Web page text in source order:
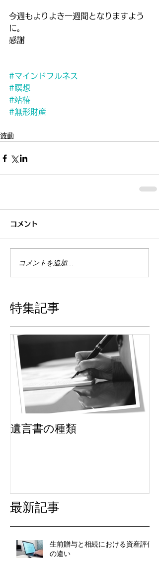
今週もよりよき一週間となりますよう
に。
感謝
#マインドフルネス
#瞑想
#站椿
#無形財産
波動
コメント
コメントを追加…
特集記事
遺言書の種類
最新記事
生前贈与と相続における資産評価
の違い